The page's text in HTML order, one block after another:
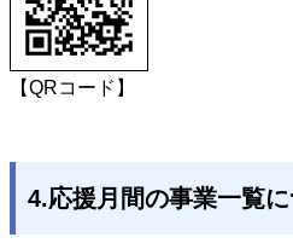
【QRコード】
4.応援月間の事業一覧